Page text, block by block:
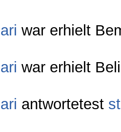
war erhielt
war erhielt
antwortetest